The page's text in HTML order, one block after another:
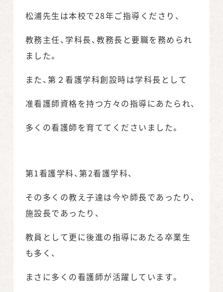
松浦先生は本校で28年ご指導くださり、
教務主任、学科長、教務長と要職を務められ
ました。
また、第２看護学科創設時は学科長として
准看護師資格を持つ方々の指導にあたられ、
多くの看護師を育ててくださいました。
第1看護学科、第2看護学科、
その多くの教え子達は今や師長であったり、
施設長であったり、
教員として更に後進の指導にあたる卒業生
も多く、
まさに多くの看護師が活躍しています。